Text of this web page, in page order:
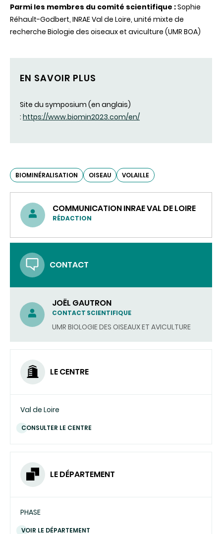
Parmi les membres du comité scientifique :Sophie
Réhault-Godbert, INRAE Val de Loire, unité mixte de
recherche Biologie des oiseaux et aviculture (UMR BOA)
EN SAVOIR PLUS
Site du symposium (en anglais)
: https://www.biomin2023.com/en/
BIOMINÉRALISATION OISEAU VOLAILLE
COMMUNICATION INRAE VAL DE LOIRE
RÉDACTION
CONTACT
JOËL GAUTRON
CONTACT SCIENTIFIQUE
UMR BIOLOGIE DES OISEAUX ET AVICULTURE
LE CENTRE
Val de Loire
CONSULTER LE CENTRE
LE DÉPARTEMENT
PHASE
VOIR LE DÉPARTEMENT